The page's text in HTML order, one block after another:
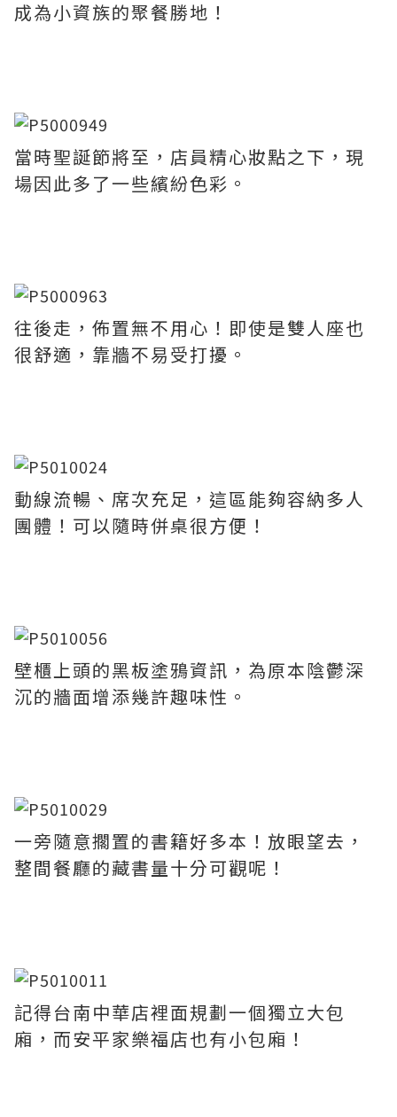
成為小資族的聚餐勝地！
當時聖誕節將至，店員精心妝點之下，現
場因此多了一些繽紛色彩。
往後走，佈置無不用心！即使是雙人座也
很舒適，靠牆不易受打擾。
動線流暢、席次充足，這區能夠容納多人
團體！可以隨時併桌很方便！
壁櫃上頭的黑板塗鴉資訊，為原本陰鬱深
沉的牆面增添幾許趣味性。
一旁隨意擱置的書籍好多本！放眼望去，
整間餐廳的藏書量十分可觀呢！
記得台南中華店裡面規劃一個獨立大包
廂，而安平家樂福店也有小包廂！